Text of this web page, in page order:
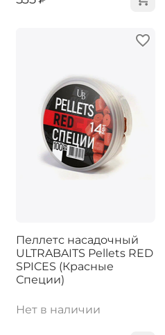
Пеллетс насадочный
ULTRABAITS Pellets RED
SPICES (Красные
Специи)
Нет в наличии